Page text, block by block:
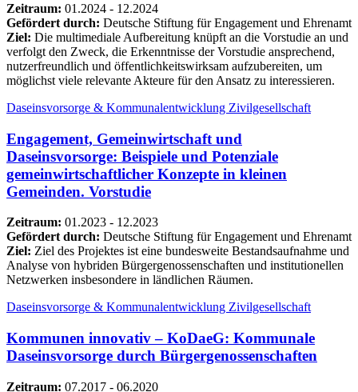
Zeitraum: 01.2024 - 12.2024
Gefördert durch: Deutsche Stiftung für Engagement und Ehrenamt
Ziel: Die multimediale Aufbereitung knüpft an die Vorstudie an und
verfolgt den Zweck, die Erkenntnisse der Vorstudie ansprechend,
nutzerfreundlich und öffentlichkeitswirksam aufzubereiten, um
möglichst viele relevante Akteure für den Ansatz zu interessieren.
Daseinsvorsorge & Kommunalentwicklung Zivilgesellschaft
Engagement, Gemeinwirtschaft und
Daseinsvorsorge: Beispiele und Potenziale
gemeinwirtschaftlicher Konzepte in kleinen
Gemeinden. Vorstudie
Zeitraum: 01.2023 - 12.2023
Gefördert durch: Deutsche Stiftung für Engagement und Ehrenamt
Ziel: Ziel des Projektes ist eine bundesweite Bestandsaufnahme und
Analyse von hybriden Bürgergenossenschaften und institutionellen
Netzwerken insbesondere in ländlichen Räumen.
Daseinsvorsorge & Kommunalentwicklung Zivilgesellschaft
Kommunen innovativ – KoDaeG: Kommunale
Daseinsvorsorge durch Bürgergenossenschaften
Zeitraum: 07.2017 - 06.2020